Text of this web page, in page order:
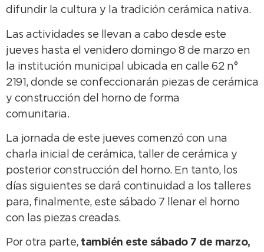
difundir la cultura y la tradición cerámica nativa.
Las actividades se llevan a cabo desde este
jueves hasta el venidero domingo 8 de marzo en
la institución municipal ubicada en calle 62 n°
2191, donde se confeccionarán piezas de cerámica
y construcción del horno de forma
comunitaria.
La jornada de este jueves comenzó con una
charla inicial de cerámica, taller de cerámica y
posterior construcción del horno. En tanto, los
días siguientes se dará continuidad a los talleres
para, finalmente, este sábado 7 llenar el horno
con las piezas creadas.
Por otra parte, también este sábado 7 de marzo,